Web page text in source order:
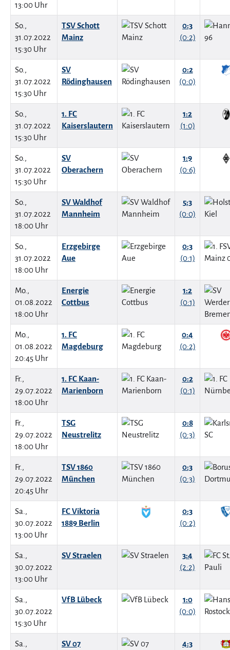
13:00 Uhr
So.,
31.07.2022
15:30 Uhr
TSV Schott
Mainz
0:3
(0:2)
So.,
31.07.2022
15:30 Uhr
SV
Rödinghausen
0:2
(0:0)
So.,
31.07.2022
15:30 Uhr
1. FC
Kaiserslautern
1:2
(1:0)
So.,
31.07.2022
15:30 Uhr
SV
Oberachern
1:9
(0:6)
So.,
31.07.2022
18:00 Uhr
SV Waldhof
Mannheim
5:3
(0:0)
So.,
31.07.2022
18:00 Uhr
Erzgebirge
Aue
0:3
(0:1)
Mo.,
01.08.2022
18:00 Uhr
Energie
Cottbus
1:2
(0:1)
Mo.,
01.08.2022
20:45 Uhr
1. FC
Magdeburg
0:4
(0:2)
Fr.,
29.07.2022
18:00 Uhr
1. FC Kaan-
Marienborn
0:2
(0:1)
Fr.,
29.07.2022
18:00 Uhr
TSG
Neustrelitz
0:8
(0:3)
Fr.,
29.07.2022
20:45 Uhr
TSV 1860
München
0:3
(0:3)
Sa.,
30.07.2022
13:00 Uhr
FC Viktoria
1889 Berlin
0:3
(0:2)
Sa.,
30.07.2022
13:00 Uhr
SV Straelen
3:4
(2:2)
Sa.,
30.07.2022
15:30 Uhr
VfB Lübeck
1:0
(0:0)
Sa., SV 07 4:3